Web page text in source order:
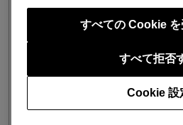
て楽曲のロードができなく
LINK EXPORTにて、キー
表示されないことがある問
半分または倍にする操作が
Cookie 設
すべて拒否
すべての Cookie を